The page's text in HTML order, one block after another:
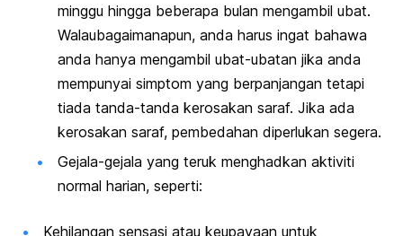
minggu hingga beberapa bulan mengambil ubat.
Walaubagaimanapun, anda harus ingat bahawa
anda hanya mengambil ubat-ubatan jika anda
mempunyai simptom yang berpanjangan tetapi
tiada tanda-tanda kerosakan saraf. Jika ada
kerosakan saraf, pembedahan diperlukan segera.
Gejala-gejala yang teruk menghadkan aktiviti
normal harian, seperti:
Kehilangan sensasi atau keupayaan untuk